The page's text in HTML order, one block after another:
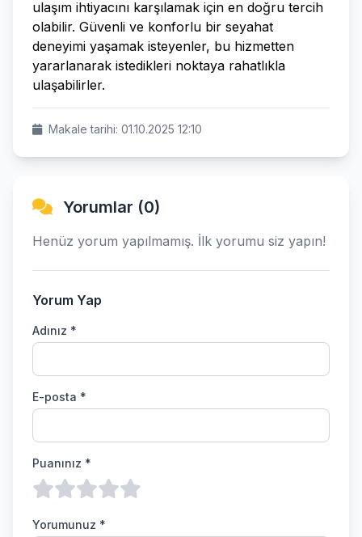
ulaşım ihtiyacını karşılamak için en doğru tercih
olabilir. Güvenli ve konforlu bir seyahat
deneyimi yaşamak isteyenler, bu hizmetten
yararlanarak istedikleri noktaya rahatlıkla
ulaşabilirler.
Makale tarihi: 01.10.2025 12:10
Yorumlar (0)
Henüz yorum yapılmamış. İlk yorumu siz yapın!
Yorum Yap
Adınız *
E-posta *
Puanınız *
Yorumunuz *